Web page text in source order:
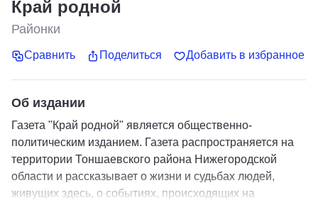
Край родной
Районки
Сравнить Поделиться Добавить в избранное
Об издании
Газета "Край родной" является общественно-
политическим изданием. Газета распространяется на
территории Тоншаевского района Нижегородской
области и рассказывает о жизни и судьбах людей,
живущих здесь, о событиях, происходящих на